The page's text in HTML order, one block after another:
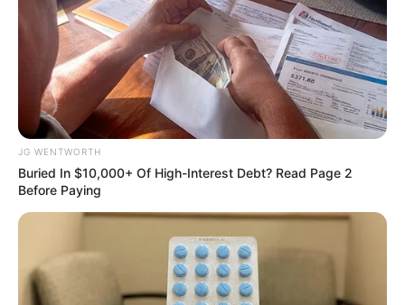
These Scenes Sparked Conversations Beyond The
BRAINBERRIES
JG WENTWORTH
Buried In $10,000+ Of High-Interest Debt? Read Page 2
Before Paying